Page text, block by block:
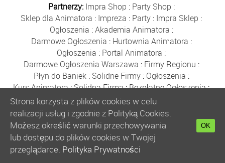
Partnerzy: Impra Shop : Party Shop :
Sklep dla Animatora : Impreza : Party : Impra Sklep :
Ogłoszenia :Akademia Animatora :
Darmowe Ogłoszenia : Hurtownia Animatora :
Ogłoszenia : Portal Animatora :
Darmowe Ogłoszenia Warszawa : Firmy Regionu :
Płyn do Baniek: Solidne Firmy: Ogłoszenia :
Kurs Animatora:Solidna Firma:Bezpłatne Ogłoszenia:
Animator Czasu Wolnego:
Bezpłatne Ogłoszenia Warszawa:sklep animatora
Bańki Mydlane:Bezpłatne Ogłoszenia
Szkolenie Animatorów:Kurs Animatora
:
Kurs Animatora Warszawa :Rumia
Kurs Animatora Poznań:
Strona korzysta z plików cookies w celu
realizacji usług i zgodnie z Polityką Cookies.
Możesz określić warunki przechowywania
lub dostępu do plików cookies w Twojej
przeglądarce. Polityka Prywatności
OK